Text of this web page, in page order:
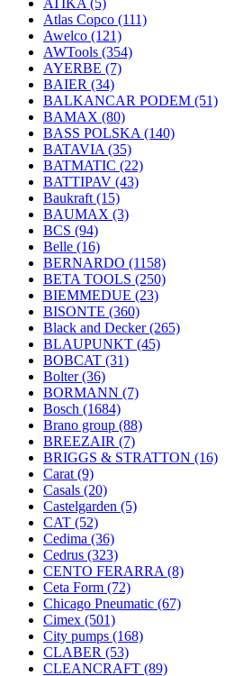
ATIKA (5)
Atlas Copco (111)
Awelco (121)
AWTools (354)
AYERBE (7)
BAIER (34)
BALKANCAR PODEM (51)
BAMAX (80)
BASS POLSKA (140)
BATAVIA (35)
BATMATIC (22)
BATTIPAV (43)
Baukraft (15)
BAUMAX (3)
BCS (94)
Belle (16)
BERNARDO (1158)
BETA TOOLS (250)
BIEMMEDUE (23)
BISONTE (360)
Black and Decker(265)
BLAUPUNKT (45)
BOBCAT (31)
Bolter(36)
BORMANN (7)
Bosch (1684)
Brano group (88)
BREEZAIR (7)
BRIGGS & STRATTON (16)
Carat (9)
Casals (20)
Castelgarden (5)
CAT (52)
Cedima (36)
Cedrus (323)
CENTO FERARRA (8)
Ceta Form (72)
Chicago Pneumatic (67)
Cimex (501)
City pumps (168)
CLABER (53)
CLEANCRAFT (89)